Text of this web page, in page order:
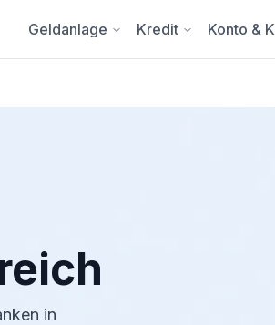
Geldanlage Kredit Konto &
in